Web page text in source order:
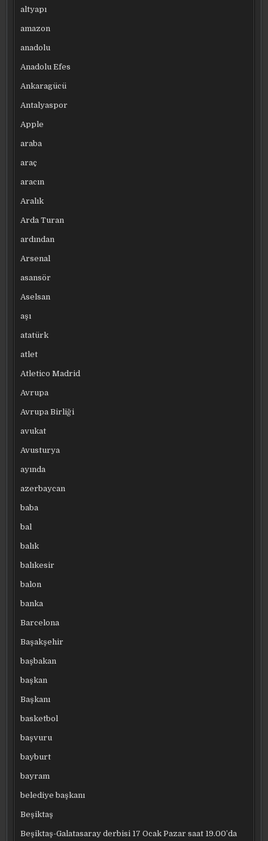
altyapı
amazon
anadolu
Anadolu Efes
Ankaragücü
Antalyaspor
Apple
araba
araç
aracın
Aralık
Arda Turan
ardından
Arsenal
asansör
Aselsan
aşı
atatürk
atlet
Atletico Madrid
Avrupa
Avrupa Birliği
avukat
Avusturya
ayında
azerbaycan
baba
bal
balık
balıkesir
balon
banka
Barcelona
Başakşehir
başbakan
başkan
Başkanı
basketbol
başvuru
bayburt
bayram
belediye başkanı
Beşiktaş
Beşiktaş-Galatasaray derbisi 17 Ocak Pazar saat 19.00’da